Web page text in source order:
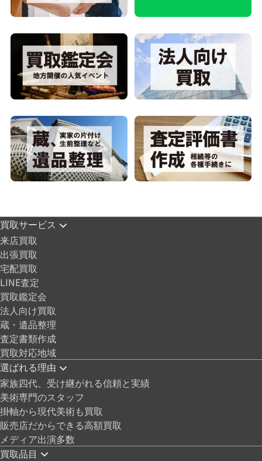
買取サービス
来店買取
出張買取
宅配買取
LINE査定
買取鑑定会
法人向け買取
蔵・遺品整理
査定書類作成
買取対応地域
選ばれる理由
家族四代、受け継がれる信頼と実績
美術専門のスタッフ
掛軸から現代美術も買取
販売店だからできる高額買取
メディア出演多数
買取品目